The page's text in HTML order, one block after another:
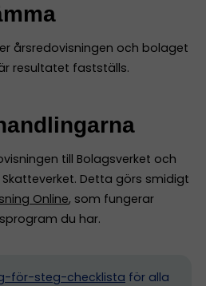
årsredovisningen och bolaget
resultatet fastställs.
till Bolagsverket och
Detta görs smidigt
Online, som fungerar
du har.
för-steg-checklista för alla